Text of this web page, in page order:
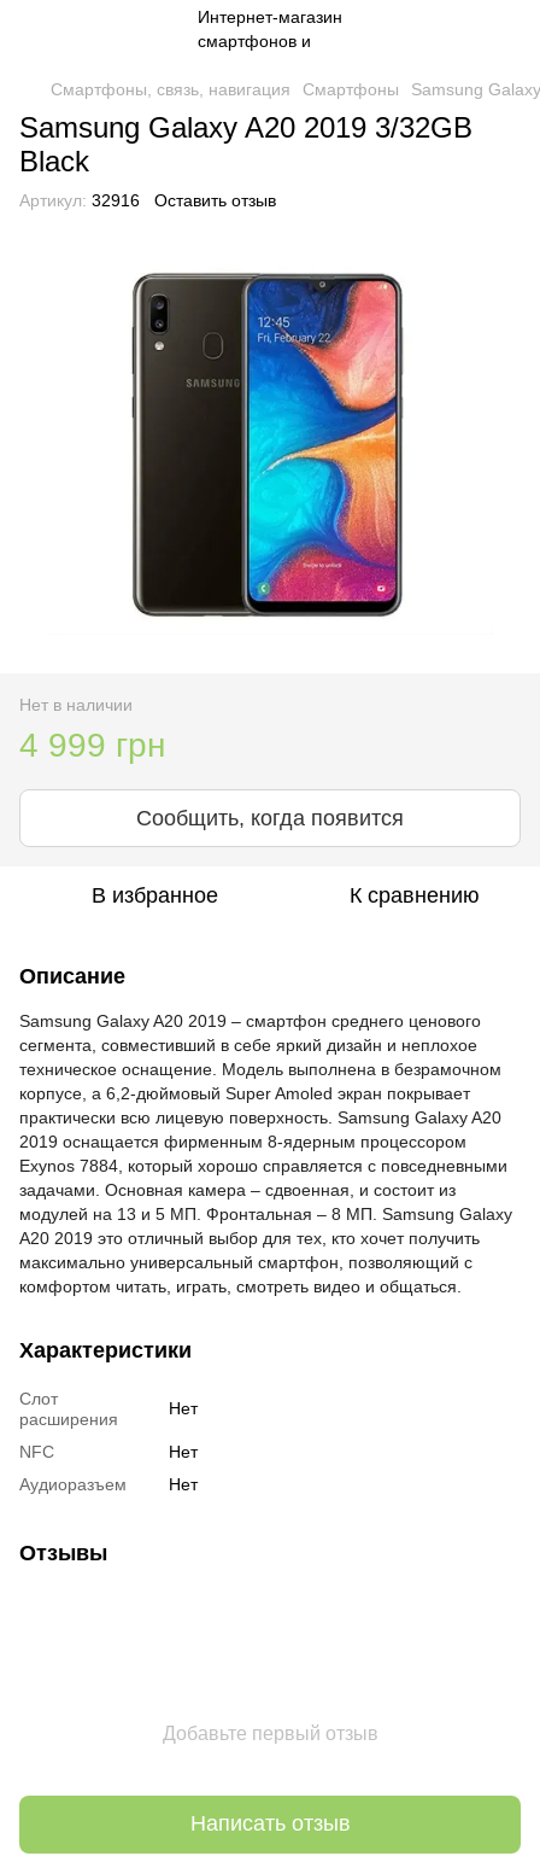
Смартфоны, связь, навигация Смартфоны Samsung
Samsung Galaxy A20 2019 3/32GB
Black
Артикул: 32916 Оставить отзыв
Нет в наличии
4 999 грн
Сообщить, когда появится
В избранное К сравнению
Описание
Samsung Galaxy A20 2019 – смартфон среднего ценового
сегмента, совместивший в себе яркий дизайн и неплохое
техническое оснащение. Модель выполнена в безрамочном
корпусе, а 6,2-дюймовый Super Amoled экран покрывает
практически всю лицевую поверхность. Samsung Galaxy A20
2019 оснащается фирменным 8-ядерным процессором
Exynos 7884, который хорошо справляется с повседневными
задачами. Основная камера – сдвоенная, и состоит из
модулей на 13 и 5 МП. Фронтальная – 8 МП. Samsung Galaxy
A20 2019 это отличный выбор для тех, кто хочет получить
максимально универсальный смартфон, позволяющий с
комфортом читать, играть, смотреть видео и общаться.
Характеристики
Слот
расширения
Нет
NFC
Нет
Аудиоразъем
Нет
Отзывы
Добавьте первый отзыв
Написать отзыв